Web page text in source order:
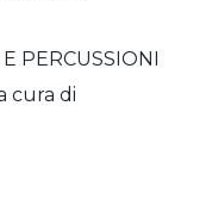
PERCUSSIONI
cura di